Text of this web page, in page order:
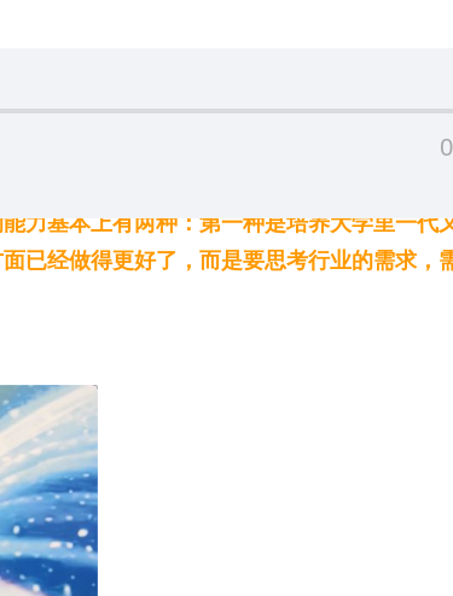
力基本上有两种：第一种是培养大学里一代
已经做得更好了，而是要思考行业的需求，